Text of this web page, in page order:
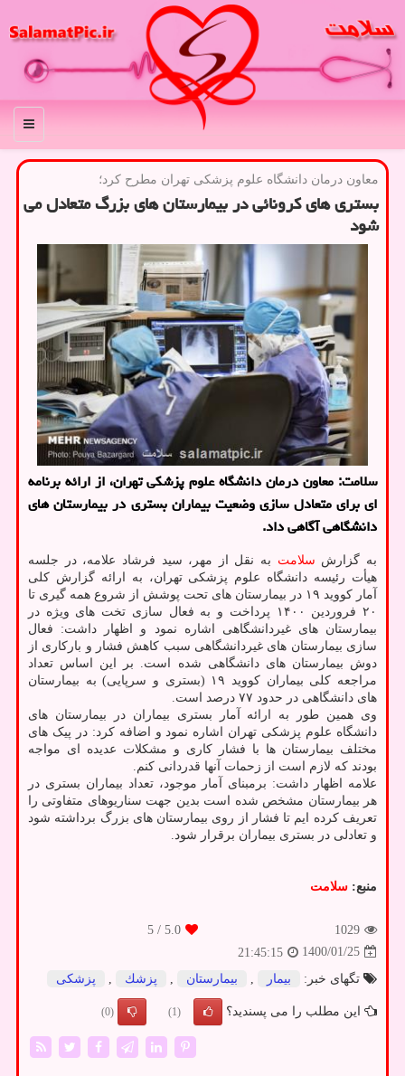
منو
معاون درمان دانشگاه علوم پزشكی تهران مطرح كرد؛
بستری های كرونائی در بیمارستان های بزرگ متعادل می
شود
سلامت: معاون درمان دانشگاه علوم پزشکی تهران، از ارائه برنامه
ای برای متعادل سازی وضعیت بیماران بستری در بیمارستان های
دانشگاهی آگاهی داد.
به گزارش سلامت به نقل از مهر، سید فرشاد علامه، در جلسه
هیأت رئیسه دانشگاه علوم پزشکی تهران، به ارائه گزارش کلی
آمار کووید ۱۹ در بیمارستان های تحت پوشش از شروع همه گیری تا
۲۰ فروردین ۱۴۰۰ پرداخت و به فعال سازی تخت های ویژه در
بیمارستان های غیردانشگاهی اشاره نمود و اظهار داشت: فعال
سازی بیمارستان های غیردانشگاهی سبب کاهش فشار و بارکاری از
دوش بیمارستان های دانشگاهی شده است. بر این اساس تعداد
مراجعه کلی بیماران کووید ۱۹ (بستری و سرپایی) به بیمارستان
های دانشگاهی در حدود ۷۷ درصد است.
وی همین طور به ارائه آمار بستری بیماران در بیمارستان های
دانشگاه علوم پزشکی تهران اشاره نمود و اضافه کرد: در پیک های
مختلف بیمارستان ها با فشار کاری و مشکلات عدیده ای مواجه
بودند که لازم است از زحمات آنها قدردانی کنم.
علامه اظهار داشت: برمبنای آمار موجود، تعداد بیماران بستری در
هر بیمارستان مشخص شده است بدین جهت سناریوهای متفاوتی را
تعریف کرده ایم تا فشار از روی بیمارستان های بزرگ برداشته شود
و تعادلی در بستری بیماران برقرار شود.
منبع: سلامت
1029
5.0
/ 5
1400/01/25
21:45:15
تگهای خبر:
بیمار بیمارستان پزشك پزشكی
این مطلب را می پسندید؟ (1)
(0)